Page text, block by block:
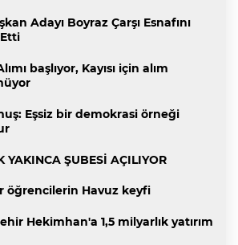
Adayı Boyraz Çarşı Esnafını
başlıyor, Kayısı için alım
Eşsiz bir demokrasi örneği
YAKINCA ŞUBESİ AÇILIYOR
öğrencilerin Havuz keyfi
Hekimhan'a 1,5 milyarlık yatırım